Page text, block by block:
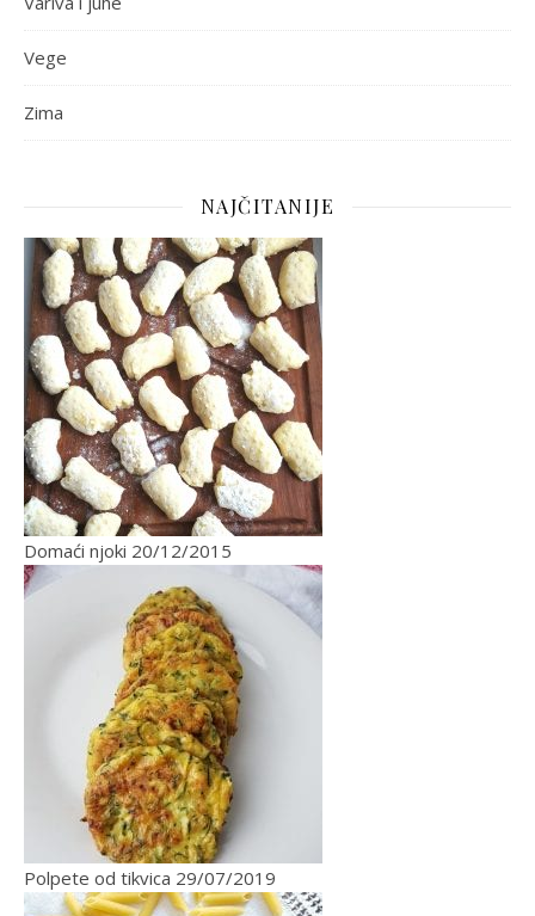
Vege
Zima
NAJČITANIJE
Domaći njoki 20/12/2015
Polpete od tikvica 29/07/2019